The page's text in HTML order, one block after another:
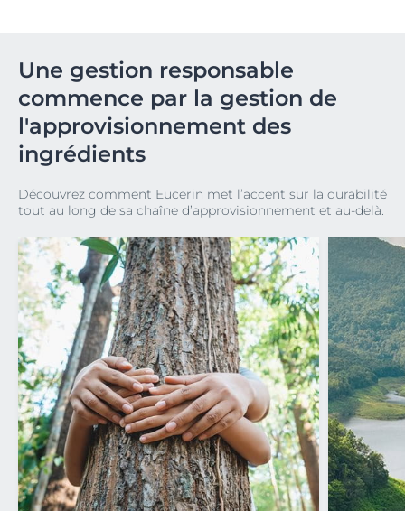
Une gestion responsable
commence par la gestion de
l'approvisionnement des
ingrédients
Découvrez comment Eucerin met l’accent sur la durabilité
tout au long de sa chaîne d’approvisionnement et au-delà.